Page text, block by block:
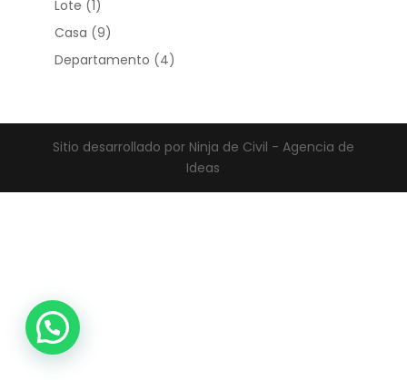
productos
Lote 11
producto
Casa 99
productos
Departamento 44
Sitio desarrollado por Ninja de Civil - Agencia de
Ideas